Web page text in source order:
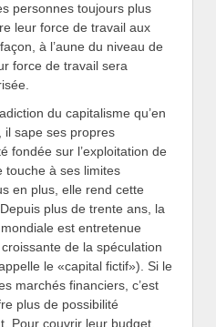
personnes toujours plus
leur force de travail aux
à l’aune du niveau de
force de travail sera
du capitalisme qu’en
il sape ses propres
fondée sur l’exploitation de
touche à ses limites
en plus, elle rend cette
plus de trente ans, la
est entretenue
de la spéculation
le «capital fictif»). Si le
marchés financiers, c’est
plus de possibilité
Pour couvrir leur budget,